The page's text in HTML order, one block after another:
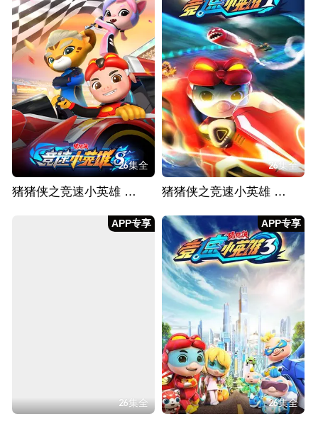
26集全
猪猪侠之竞速小英雄 第八季
26集全
猪猪侠之竞速小英雄 第一季
APP专享
26集全
APP专享
26集全